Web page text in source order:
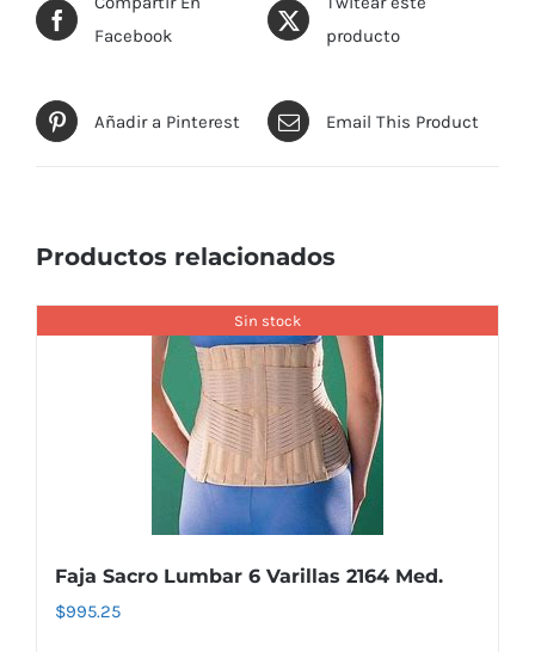
Facebook
producto
Añadir a Pinterest Email This Product
Productos relacionados
Sin stock
Faja Sacro Lumbar 6 Varillas 2164 Med.
$995.25